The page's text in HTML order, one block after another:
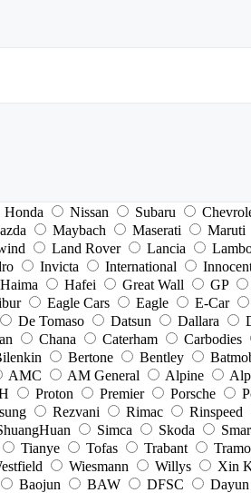
Honda Nissan Subaru
Maybach Maserati Maruti
Land Rover Lancia
Invicta International
Haima Hafei Great Wall GP
Eagle Cars Eagle E-Car
De Tomaso Datsun Dallara
Chana Caterham Carbodies
Bertone Bentley
AMC AM General Alpine
Proton Premier Porsche
Rezvani Rimac Rinspeed
Simca Skoda
Tianye Tofas Trabant
Wiesmann Willys Xin
Baojun BAW DFSC Dayun